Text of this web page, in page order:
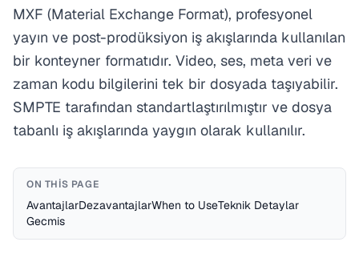
MXF (Material Exchange Format), profesyonel
yayın ve post-prodüksiyon iş akışlarında kullanılan
bir konteyner formatıdır. Video, ses, meta veri ve
zaman kodu bilgilerini tek bir dosyada taşıyabilir.
SMPTE tarafından standartlaştırılmıştır ve dosya
tabanlı iş akışlarında yaygın olarak kullanılır.
ON THIS PAGE
AvantajlarDezavantajlarWhen to UseTeknik Detaylar
Gecmis